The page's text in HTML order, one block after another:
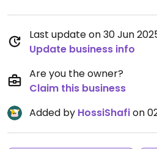
Last update on 30 Jun
Update business info
Are you the owner?
Claim this business
Added by HossiShafion